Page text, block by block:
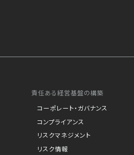
責任ある経営基盤の構築
コーポレート・ガバナンス
コンプライアンス
リスクマネジメント
リスク情報